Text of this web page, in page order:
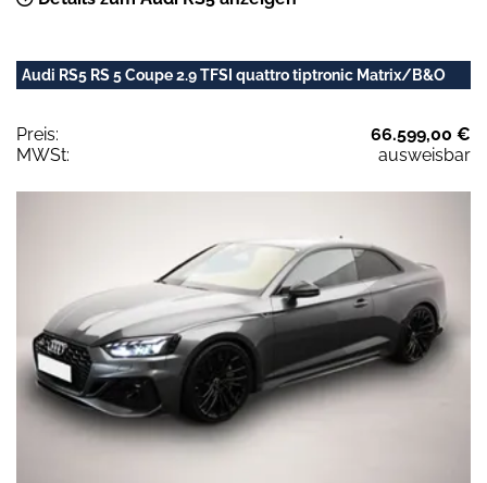
Audi RS5 RS 5 Coupe 2.9 TFSI quattro tiptronic Matrix/B&O
Preis:
66.599,00 €
MWSt:
ausweisbar